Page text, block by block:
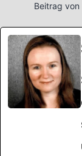
Beitrag von